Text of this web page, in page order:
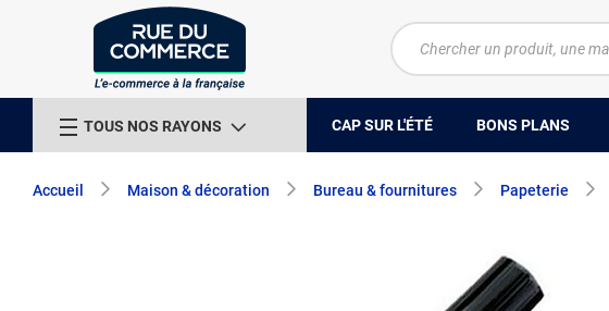
TOUS NOS RAYONS CAP SUR L'ÉTÉ BONS PLANS
Accueil Maison & décoration Bureau & fournitures Papeterie